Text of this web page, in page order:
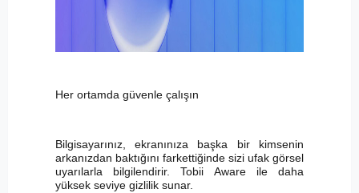
Her ortamda güvenle çalışın
Bilgisayarınız, ekranınıza başka bir kimsenin
arkanızdan baktığını farkettiğinde sizi ufak görsel
uyarılarla bilgilendirir. Tobii Aware ile daha
yüksek seviye gizlilik sunar.